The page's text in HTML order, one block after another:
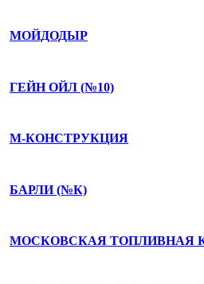
МОЙДОДЫР
ГЕЙН ОЙЛ (№10)
М-КОНСТРУКЦИЯ
БАРЛИ (№К)
МОСКОВСКАЯ ТОПЛИВНАЯ